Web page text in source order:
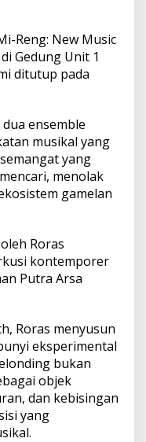
Reng: New Music
Gedung Unit 1
ditutup pada
ensemble
musikal yang
yang
menolak
gamelan
Roras
kontemporer
Putra Arsa
Roras menyusun
eksperimental
bukan
objek
dan kebisingan
yang